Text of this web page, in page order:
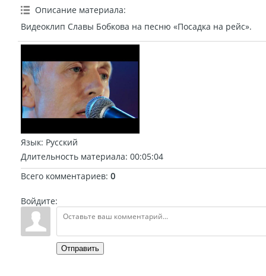
Описание материала:
Видеоклип Славы Бобкова на песню «Посадка на рейс».
Язык: Русский
Длительность материала: 00:05:04
Всего комментариев: 0
Войдите:
Отправить